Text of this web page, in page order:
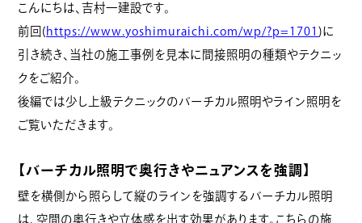
こんにちは、吉村一建設です。
前回( https://www.yoshimuraichi.com/wp/?p=1701)に
引き続き、当社の施工事例を見本に間接照明の種類やテクニッ
クをご紹介。
後編では少し上級テクニックのバーチカル照明やライン照明を
ご覧いただきます。
【バーチカル照明で奥行きやニュアンスを強調】
壁を横側から照らして縦のラインを強調するバーチカル照明
は、空間の奥行きや立体感を出す効果があります。こちらの施